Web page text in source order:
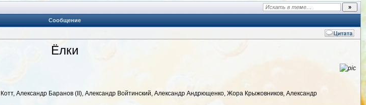
Сообщение
Ёлки
Александр Баранов (II), Александр Войтинский, Александр Андрющенко, Жора Крыжовников, Александр